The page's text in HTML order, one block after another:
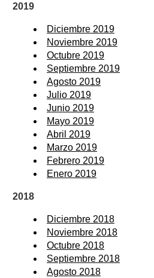
2019
Diciembre 2019
Noviembre 2019
Octubre 2019
Septiembre 2019
Agosto 2019
Julio 2019
Junio 2019
Mayo 2019
Abril 2019
Marzo 2019
Febrero 2019
Enero 2019
2018
Diciembre 2018
Noviembre 2018
Octubre 2018
Septiembre 2018
Agosto 2018